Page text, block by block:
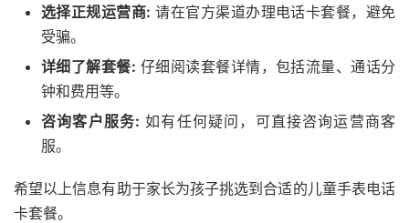
选择正规运营商: 请在官方渠道办理电话卡套餐，避免
受骗。
详细了解套餐: 仔细阅读套餐详情，包括流量、通话分
钟和费用等。
咨询客户服务: 如有任何疑问，可直接咨询运营商客
服。
希望以上信息有助于家长为孩子挑选到合适的儿童手表电话
卡套餐。